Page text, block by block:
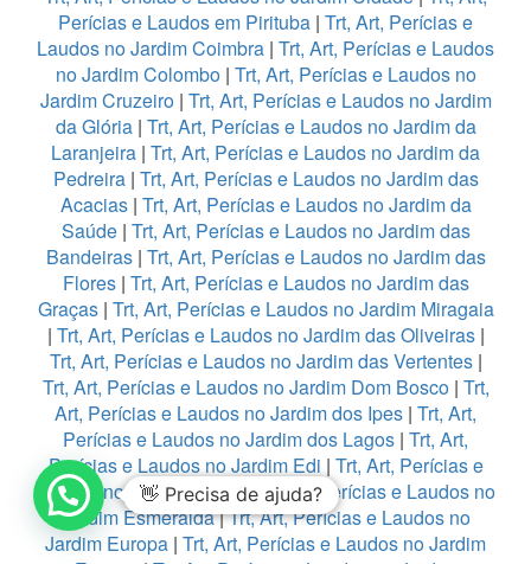
Perícias e Laudos em Pirituba | Trt, Art, Perícias e
Laudos no Jardim Coimbra | Trt, Art, Perícias e Laudos
no Jardim Colombo| Trt, Art, Perícias e Laudos no
Jardim Cruzeiro| Trt, Art, Perícias e Laudos no Jardim
da Glória| Trt, Art, Perícias e Laudos no Jardim da
Laranjeira | Trt, Art, Perícias e Laudos no Jardim da
Pedreira| Trt, Art, Perícias e Laudos no Jardim das
Acacias| Trt, Art, Perícias e Laudos no Jardim da
Saúde| Trt, Art, Perícias e Laudos no Jardim das
Bandeiras| Trt, Art, Perícias e Laudos no Jardim das
Flores| Trt, Art, Perícias e Laudos no Jardim das
Graças| Trt, Art, Perícias e Laudos no Jardim Miragaia
| Trt, Art, Perícias e Laudos no Jardim das Oliveiras|
Trt, Art, Perícias e Laudos no Jardim das Vertentes|
Trt, Art, Perícias e Laudos no Jardim Dom Bosco| Trt,
Art, Perícias e Laudos no Jardim dos Ipes | Trt, Art,
Perícias e Laudos no Jardim dos Lagos | Trt, Art,
Perícias e Laudos no Jardim Edi | Trt, Art, Perícias e
Laudos no Jardim Eledy|Trt, Art, Perícias e Laudos no
Jardim Esmeralda|Trt, Art, Perícias e Laudos no
Jardim Europa | Trt, Art, Perícias e Laudos no Jardim
👋 Precisa de ajuda?